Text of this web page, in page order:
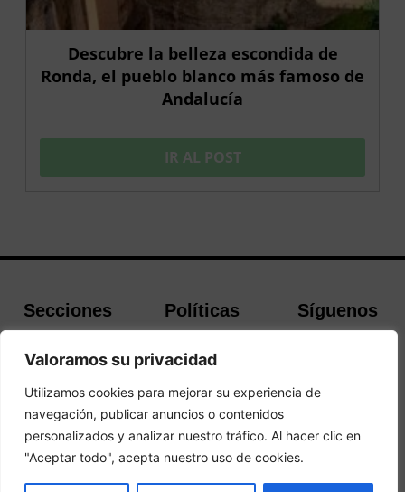
Valoramos su privacidad
Utilizamos cookies para mejorar su experiencia de
navegación, publicar anuncios o contenidos
personalizados y analizar nuestro tráfico. Al hacer clic en
"Aceptar todo", acepta nuestro uso de cookies.
Descubre la belleza escondida de
Ronda, el pueblo blanco más famoso de
Andalucía
IR AL POST
Secciones
Buscador de
Hoteles
Guías de Viajes
Políticas
cookies
Aviso Legal
Política de
Síguenos